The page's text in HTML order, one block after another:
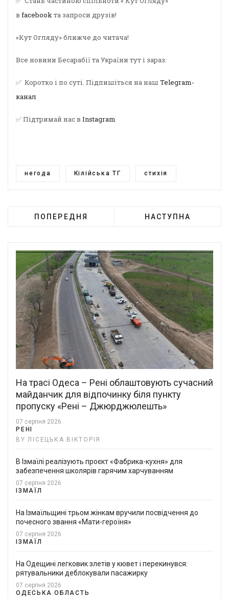
в facebookта запроси друзів!
«Кут Огляду» ближче до читача!
Все новини Бесарабії та України тут і зараз:
✅ Коротко і по суті. Підпишіться на наш Telegram-
канал
✅ Підтримай нас в Instagram
негода Кілійська ТГ стихія
ПОПЕРЕДНЯ НАСТУПНА
На трасі Одеса – Рені облаштовують сучасний
майданчик для відпочинку біля пункту
пропуску «Рені – Джюрджюлешть»
07 серпня 2026
РЕНІ
BY ЛІСЕЦЬКА ВІКТОРІЯ
В Ізмаїлі реалізують проєкт «Фабрика-кухня» для
забезпечення школярів гарячим харчуванням
07 серпня 2026
ІЗМАЇЛ
На Ізмаїльщині трьом жінкам вручили посвідчення до
почесного звання «Мати-героїня»
07 серпня 2026
ІЗМАЇЛ
На Одещині легковик злетів у кювет і перекинувся:
рятувальники деблокували пасажирку
07 серпня 2026
ОДЕСЬКА ОБЛАСТЬ